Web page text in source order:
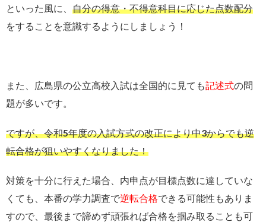
といった風に、 自分の得意・不得意科目に応じた点数配分
をすることを意識するようにしましょう！
また、広島県の公立高校入試は全国的に見ても記述式の問
題が多いです。
ですが、令和5年度の入試方式の改正により中3からでも逆
転合格が狙いやすくなりました！
対策を十分に行えた場合、内申点が目標点数に達していな
くても、本番の学力調査で逆転合格できる可能性もありま
すので、最後まで諦めず頑張れば合格を掴み取ることも可